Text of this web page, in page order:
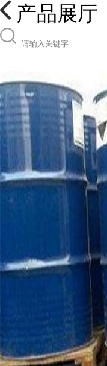
产品展厅